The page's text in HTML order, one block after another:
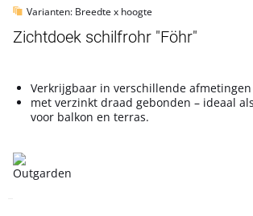
Varianten: Breedte x hoogte
Zichtdoek schilfrohr "Föhr"
Verkrijgbaar in verschillende afmetingen
met verzinkt draad gebonden – ideaal
voor balkon en terras.